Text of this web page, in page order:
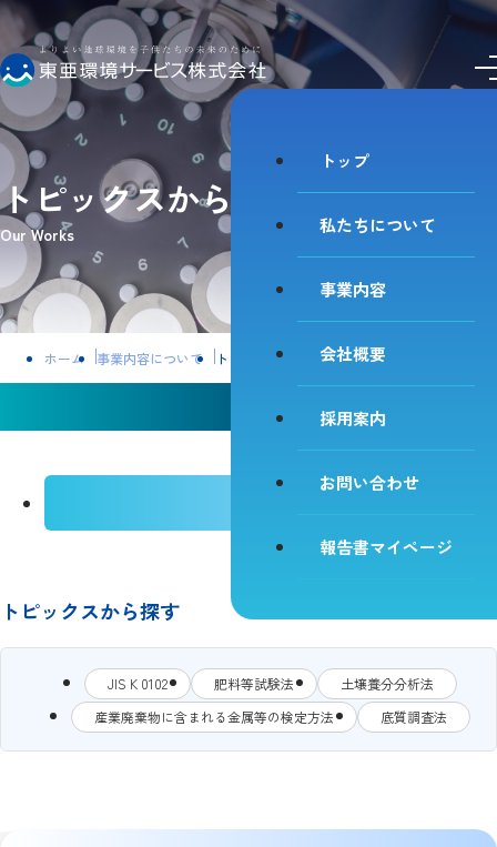
私たちについて
事業内容
会社概要
採用案内
お問い合わせ
トップ
私たちについて
事業内容
会社概要
採用案内
お問い合わせ
報告書マイページ
トピックスから探す
Our Works
ホーム 事業内容について トピックスから探す
トピックスから探す「土壌養分分析法」
トピックスから探す
JIS K 0102 肥料等試験法
土壌養分分析法
産業廃棄物に含まれる金属等の検定方法
底質調査法